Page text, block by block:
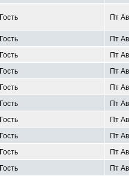
Гость Пт
Гость
Пт
Гость
Пт
Гость
Пт
Гость
Пт
Гость
Пт
Гость
Пт
Гость
Пт
Гость
Пт
Гость
Пт